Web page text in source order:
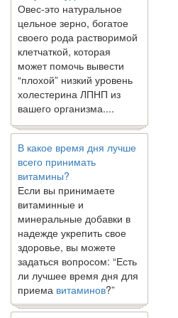
цельное зерно, богатое
своего рода растворимой
клетчаткой, которая
может помочь вывести
“плохой” низкий уровень
холестерина ЛПНП из
вашего организма....
всего принимать
витамины?
Если вы принимаете
витаминные и
минеральные добавки в
надежде укрепить свое
здоровье, вы можете
задаться вопросом: “Есть
ли лучшее время дня для
приемавитаминов?”